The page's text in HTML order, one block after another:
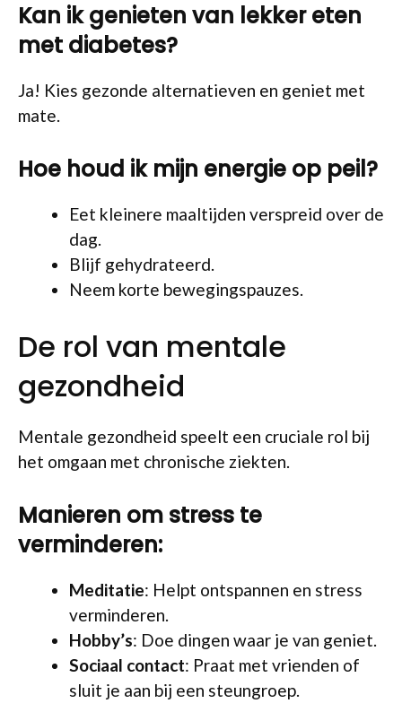
Kan ik genieten van lekker eten
met diabetes?
Ja! Kies gezonde alternatieven en geniet met
mate.
Hoe houd ik mijn energie op peil?
Eet kleinere maaltijden verspreid over de
dag.
Blijf gehydrateerd.
Neem korte bewegingspauzes.
De rol van mentale
gezondheid
Mentale gezondheid speelt een cruciale rol bij
het omgaan met chronische ziekten.
Manieren om stress te
verminderen:
Meditatie: Helpt ontspannen en stress
verminderen.
Hobby’s: Doe dingen waar je van geniet.
Sociaal contact: Praat met vrienden of
sluit je aan bij een steungroep.